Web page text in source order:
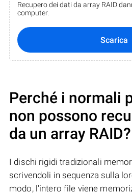
Recupero dei dati da array RAID
computer.
Scarica
Perché i normali
non possono
da un array RAID?
I dischi rigidi tradizionali
scrivendoli in sequenza sulla
modo, l'intero file viene